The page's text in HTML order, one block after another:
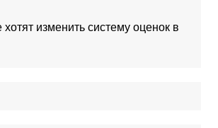
хотят изменить систему оценок в